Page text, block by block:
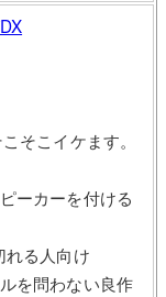
そこイケます。
ーカーを付ける
れる人向け
を問わない良作